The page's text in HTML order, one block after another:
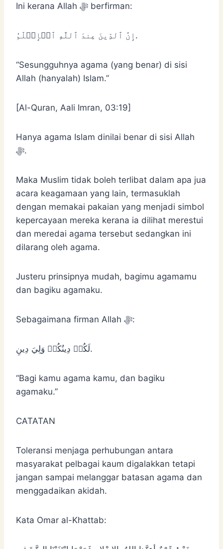
Ini kerana Allah ﷻ berfirman:
إِنَّ ٱلدِّينَ عِندَ ٱللَّهِ ٱلۡإِسۡلَٰمُ.
“Sesungguhnya agama (yang benar) di sisi
Allah (hanyalah) Islam.”
[Al-Quran, Aali Imran, 03:19]
Hanya agama Islam dinilai benar di sisi Allah
ﷻ.
Maka Muslim tidak boleh terlibat dalam apa jua
acara keagamaan yang lain, termasuklah
dengan memakai pakaian yang menjadi simbol
kepercayaan mereka kerana ia dilihat merestui
dan meredai agama tersebut sedangkan ini
dilarang oleh agama.
Justeru prinsipnya mudah, bagimu agamamu
dan bagiku agamaku.
Sebagaimana firman Allah ﷻ:
لَكُمۡ دِينُكُمۡ وَلِيَ دِينِ.
“Bagi kamu agama kamu, dan bagiku
agamaku.”
CATATAN
Toleransi menjaga perhubungan antara
masyarakat pelbagai kaum digalakkan tetapi
jangan sampai melanggar batasan agama dan
menggadaikan akidah.
Kata Omar al-Khattab: